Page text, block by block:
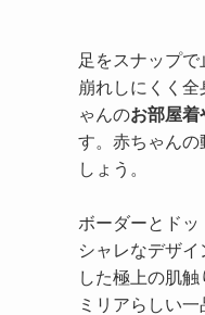
足をスナップ
崩れしにくく
ゃんのお部屋着
す。赤ちゃん
しょう。
ボーダーとド
シャレなデザ
した極上の肌
ミリアらしい一